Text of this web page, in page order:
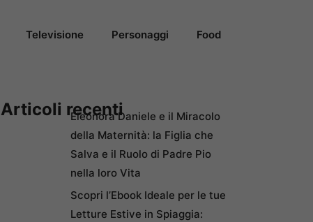
Televisione Personaggi Food
Articoli recentiEleonora Daniele e il Miracolo
della Maternità: la Figlia che
Salva e il Ruolo di Padre Pio
nella loro Vita
Scopri l’Ebook Ideale per le tue
Letture Estive in Spiaggia: